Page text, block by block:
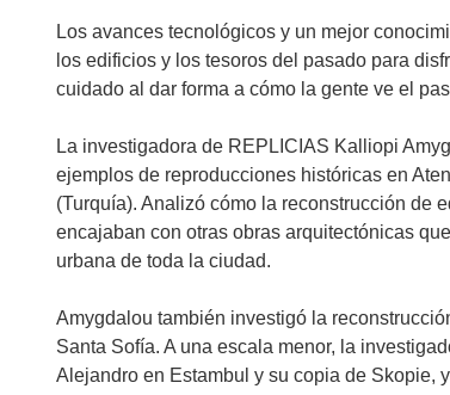
Los avances tecnológicos y un mejor
los edificios y los tesoros del pasado para
cuidado al dar forma a cómo la gente ve el
La investigadora de REPLICIAS Kalliopi
ejemplos de reproducciones históricas en
(Turquía). Analizó cómo la reconstrucción de
encajaban con otras obras arquitectónicas
urbana de toda la ciudad.
Amygdalou también investigó la
Santa Sofía. A una escala menor, la
Alejandro en Estambul y su copia de Skopie,